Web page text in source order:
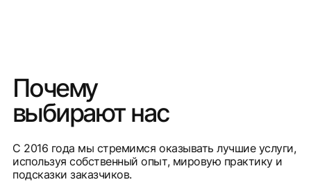
Почему
выбирают нас
С 2016 года мы стремимся оказывать лучшие услуги,
используя собственный опыт, мировую практику и
подсказки заказчиков.